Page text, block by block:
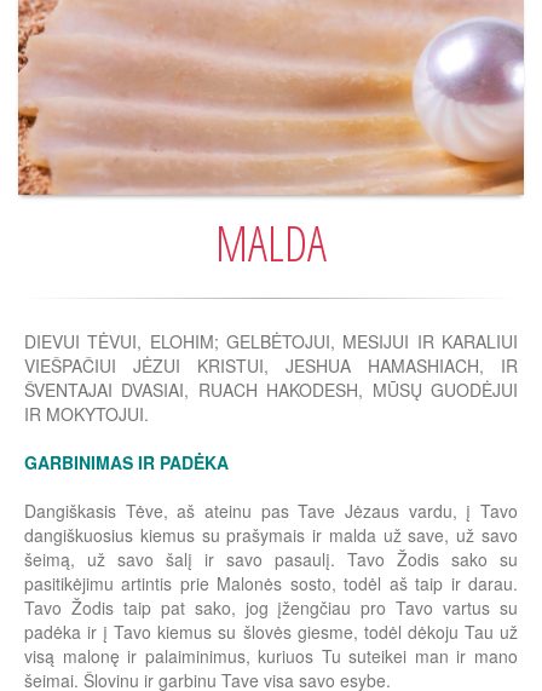
MALDA
DIEVUI TĖVUI, ELOHIM; GELBĖTOJUI, MESIJUI IR KARALIUI
VIEŠPAČIUI JĖZUI KRISTUI, JESHUA HAMASHIACH, IR
ŠVENTAJAI DVASIAI, RUACH HAKODESH, MŪSŲ GUODĖJUI
IR MOKYTOJUI.
GARBINIMAS IR PADĖKA
Dangiškasis Tėve, aš ateinu pas Tave Jėzaus vardu, į Tavo
dangiškuosius kiemus su prašymais ir malda už save, už savo
šeimą, už savo šalį ir savo pasaulį. Tavo Žodis sako su
pasitikėjimu artintis prie Malonės sosto, todėl aš taip ir darau.
Tavo Žodis taip pat sako, jog įžengčiau pro Tavo vartus su
padėka ir į Tavo kiemus su šlovės giesme, todėl dėkoju Tau už
visą malonę ir palaiminimus, kuriuos Tu suteikei man ir mano
šeimai. Šlovinu ir garbinu Tave visa savo esybe.